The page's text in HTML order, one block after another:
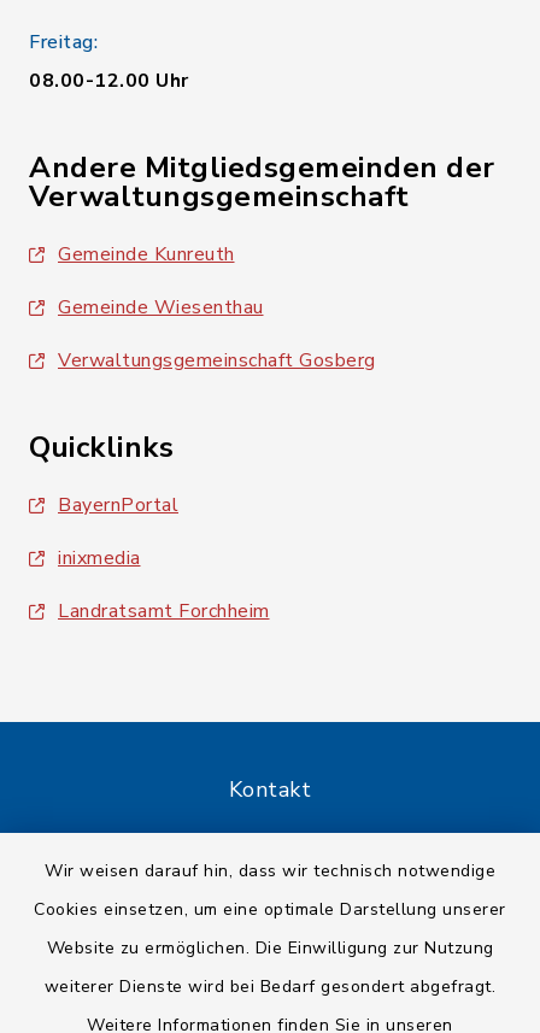
Wir weisen darauf hin, dass wir technisch notwendige
Cookies einsetzen, um eine optimale Darstellung unserer
Website zu ermöglichen. Die Einwilligung zur Nutzung
weiterer Dienste wird bei Bedarf gesondert abgefragt.
Weitere Informationen finden Sie in unseren
Freitag:
08.00-12.00 Uhr
Andere Mitgliedsgemeinden der
Verwaltungsgemeinschaft
Gemeinde Kunreuth
Gemeinde Wiesenthau
Verwaltungsgemeinschaft Gosberg
Quicklinks
BayernPortal
inixmedia
Landratsamt Forchheim
Kontakt
Datenschutz
Impressum